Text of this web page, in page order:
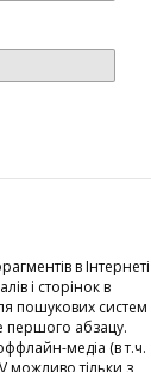
в Інтернеті
і сторінок в
пошукових систем
першого абзацу.
медіа (в т.ч.
можливо тільки з